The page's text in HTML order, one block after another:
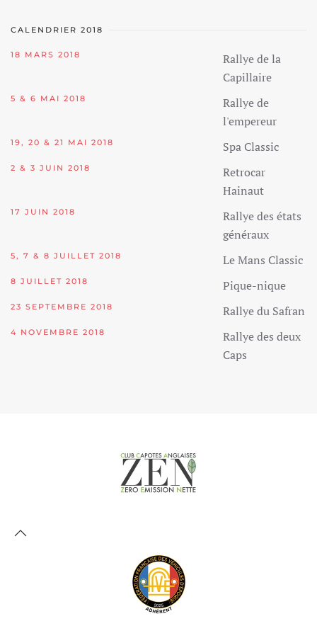
CALENDRIER 2018
18 MARS 2018
Rallye de la
Capillaire
5 & 6 MAI 2018
Rallye de
l'empereur
19, 20 & 21 MAI 2018 Spa Classic
2 & 3 JUIN 2018
Retrocar
Hainaut
17 JUIN 2018
Rallye des états
généraux
5, 7 & 8 JUILLET 2018 Le Mans Classic
8 JUILLET 2018 Pique-nique
23 SEPTEMBRE 2018 Rallye du Safran
4 NOVEMBRE 2018
Rallye des deux
Caps